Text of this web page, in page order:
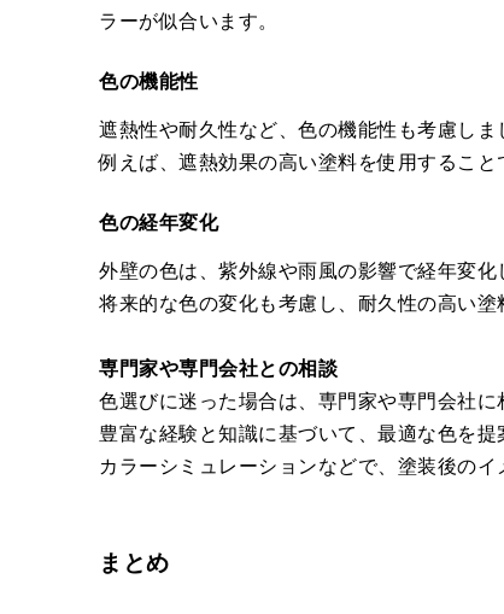
ラーが似合います。
色の機能性
遮熱性や耐久性など、色の機能性も考慮しま
例えば、遮熱効果の高い塗料を使用するこ
色の経年変化
外壁の色は、紫外線や雨風の影響で経年変化
将来的な色の変化も考慮し、耐久性の高い塗
専門家や専門会社との相談
色選びに迷った場合は、専門家や専門会社に
豊富な経験と知識に基づいて、最適な色を提
カラーシミュレーションなどで、塗装後の
まとめ